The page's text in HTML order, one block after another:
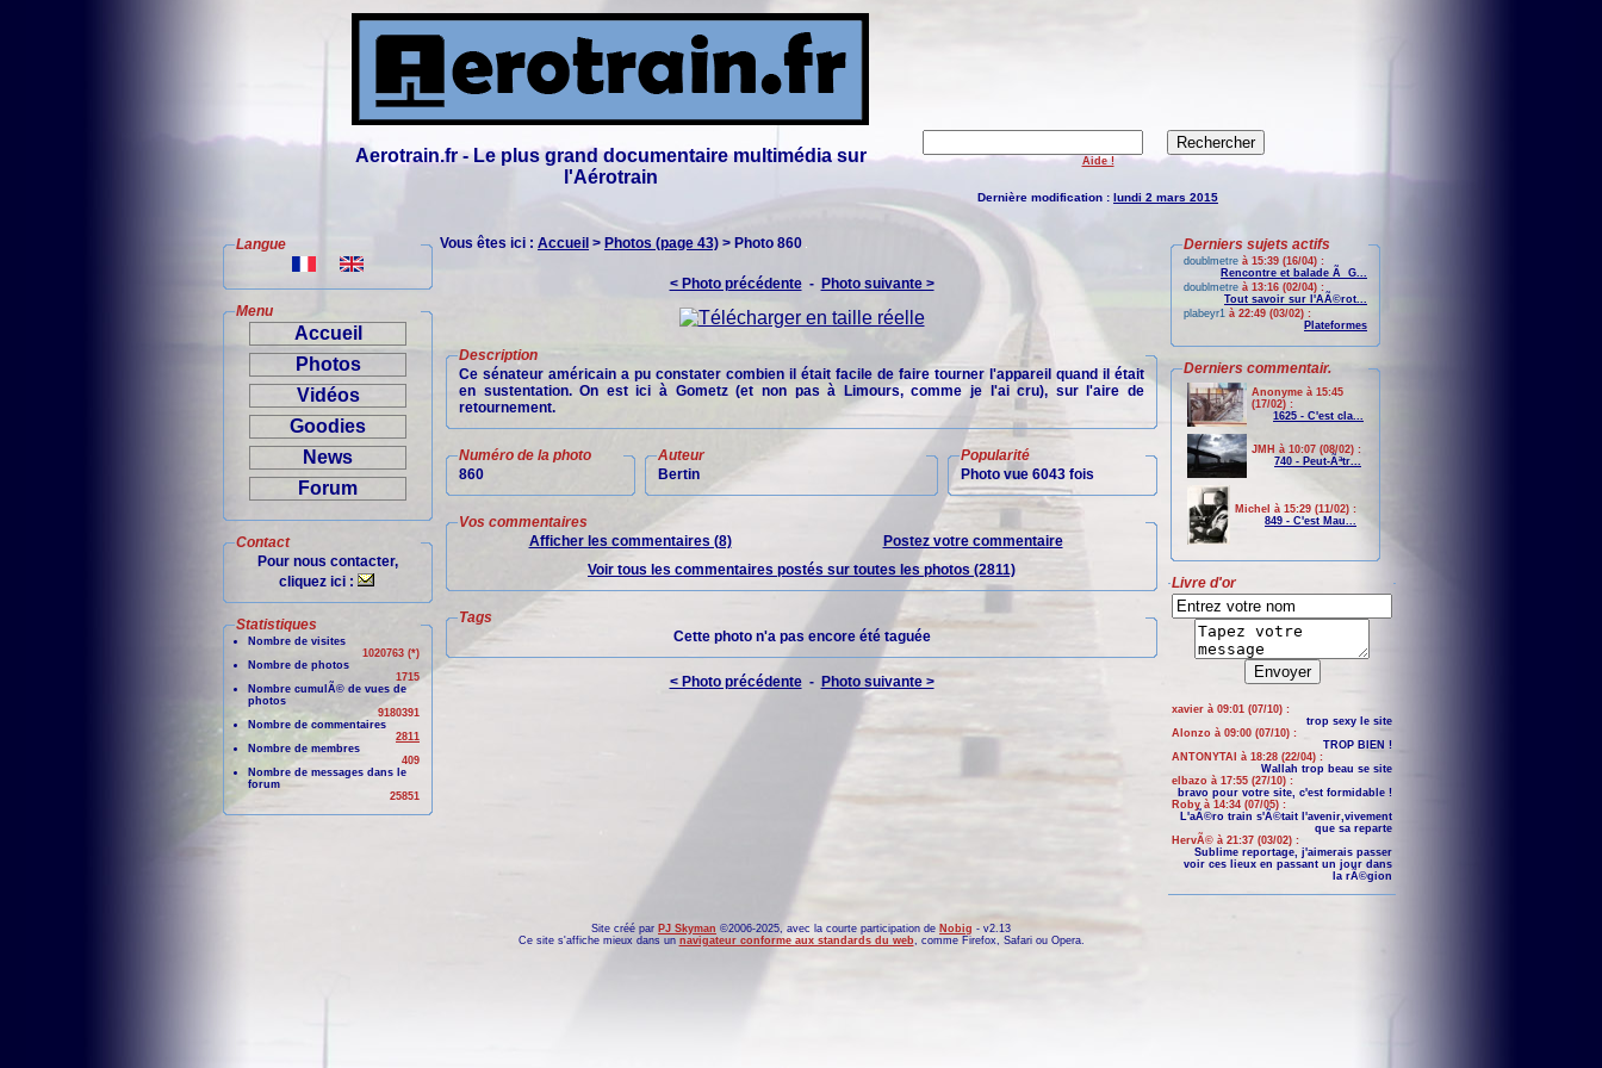
Aerotrain.fr - Le plus grand documentaire multimédia sur
l'Aérotrain
Aide !
Dernière modification : lundi 2 mars 2015
Langue
Menu
Accueil
Photos
Vidéos
Goodies
News
Forum
Contact
Pour nous contacter,
cliquez ici :
Statistiques
Nombre de visites
1020763 (*)
Nombre de photos
1715
Nombre cumulÃ© de vues de
photos
9180391
Nombre de commentaires
2811
Nombre de membres
409
Nombre de messages dans le
forum
25851
Vous êtes ici : Accueil > Photos (page 43) > Photo 860
< Photo précédente- Photo suivante >
Description
Ce sénateur américain a pu constater combien il était facile de faire tourner l'appareil quand il était
en sustentation. On est ici à Gometz (et non pas à Limours, comme je l'ai cru), sur l'aire de
retournement.
Numéro de la photo
860
Auteur
Bertin
Popularité
Photo vue 6043 fois
Vos commentaires
Afficher les commentaires (8)
Postez votre commentaire
Voir tous les commentaires postés sur toutes les photos (2811)
Tags
Cette photo n'a pas encore été taguée
< Photo précédente- Photo suivante >
Derniers sujets actifs
doublmetre à 15:39 (16/04) :
Rencontre et balade Ã G...
doublmetre à 13:16 (02/04) :
Tout savoir sur l'AÃ©rot...
plabeyr1 à 22:49 (03/02) :
Plateformes
Derniers commentair.
Anonyme à 15:45
(17/02) :
1625 - C'est cla...
JMH à 10:07 (08/02) :
740 - Peut-Ãªtr...
Michel à 15:29 (11/02) :
849 - C'est Mau...
Livre d'or
xavier à 09:01 (07/10) :
trop sexy le site
Alonzo à 09:00 (07/10) :
TROP BIEN !
ANTONYTAI à 18:28 (22/04) :
Wallah trop beau se site
elbazo à 17:55 (27/10) :
bravo pour votre site, c'est formidable !
Roby à 14:34 (07/05) :
L'aÃ©ro train s'Ã©tait l'avenir,vivement
que sa reparte
HervÃ© à 21:37 (03/02) :
Sublime reportage, j'aimerais passer
voir ces lieux en passant un jour dans
la rÃ©gion
Site créé par PJ Skyman ©2006-2025, avec la courte participation de Nobig - v2.13
Ce site s'affiche mieux dans un navigateur conforme aux standards du web, comme Firefox, Safariou Opera.